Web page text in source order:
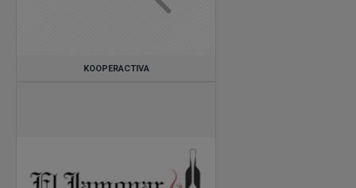
KOOPERACTIVA
Comunidad de Madrid